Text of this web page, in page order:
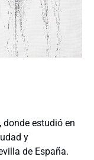
donde estudió en
y
de España.